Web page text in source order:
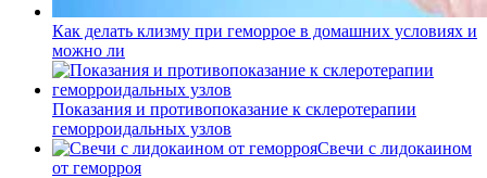
Как делать клизму при геморрое в домашних условиях и
можно ли
Показания и противопоказание к склеротерапии
геморроидальных узлов
Свечи с лидокаином
от геморроя